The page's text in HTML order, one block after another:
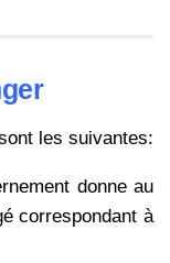
les suivantes:
donne au
correspondant à